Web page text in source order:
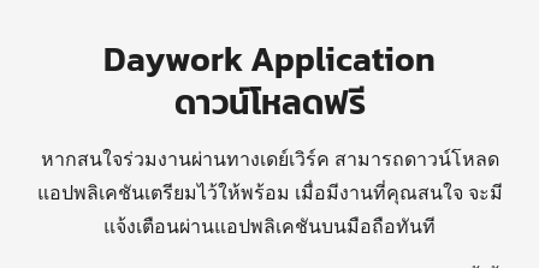
Daywork Application
ดาวน์โหลดฟรี
หากสนใจร่วมงานผ่านทางเดย์เวิร์ค สามารถดาวน์โหลด
แอปพลิเคชันเตรียมไว้ให้พร้อม เมื่อมีงานที่คุณสนใจ จะมี
แจ้งเตือนผ่านแอปพลิเคชันบนมือถือทันที